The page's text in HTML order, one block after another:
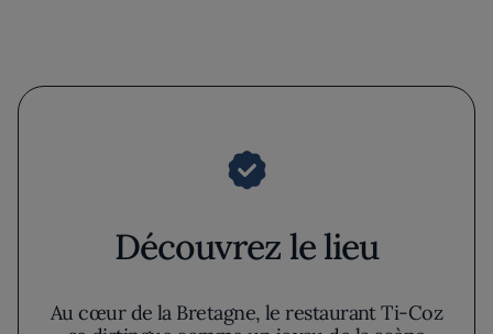
Découvrez le lieu
Au cœur de la Bretagne, le restaurant Ti-Coz